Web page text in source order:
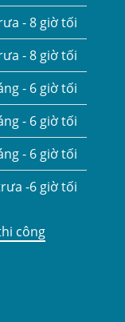
- 8 giờ tối
- 8 giờ tối
- 6 giờ tối
- 6 giờ tối
- 6 giờ tối
-6 giờ tối
công